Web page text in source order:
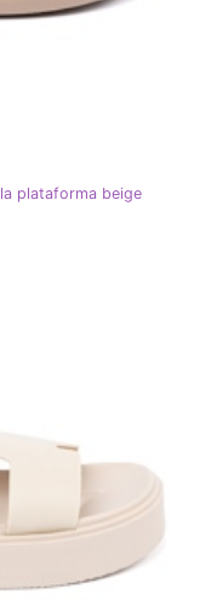
plataforma beige